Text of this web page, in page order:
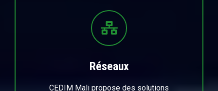
Réseaux
CEDIM Mali propose des solutions